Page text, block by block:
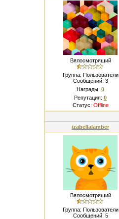
Вялосмотрящий
Группа: Пользователи
Сообщений: 3
Награды: 0
Репутация: 0
Статус: Offline
izabellalamber
Вялосмотрящий
Группа: Пользователи
Сообщений: 5